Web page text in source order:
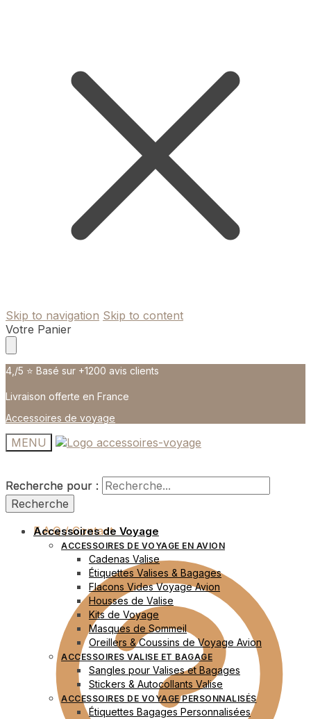
Skip to navigation Skip to content
Votre Panier
4,/5 ⭐️ Basé sur +1200 avis clients
Livraison offerte en France
Accessoires de voyage
MENU
Recherche pour :
Recherche
F.A.Q / Contact
Recherche pour :
Recherche
Accessoires de Voyage
ACCESSOIRES DE VOYAGE EN AVION
Cadenas Valise
Étiquettes Valises & Bagages
Flacons Vides Voyage Avion
Housses de Valise
Kits de Voyage
Masques de Sommeil
Oreillers & Coussins de Voyage Avion
ACCESSOIRES VALISE ET BAGAGE
Sangles pour Valises et Bagages
Stickers & Autocollants Valise
ACCESSOIRES DE VOYAGE PERSONNALISÉS
Étiquettes Bagages Personnalisées